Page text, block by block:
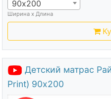
90х200
Ширина х Длина
Детский матрас
Print) 90х200